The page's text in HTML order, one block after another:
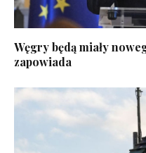
Węgry będą miały
zapowiada